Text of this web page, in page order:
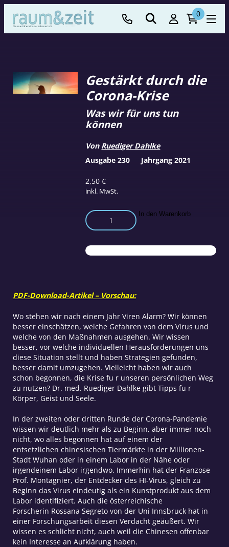
0
Gestärkt durch die
Corona-Krise
2,50€
inkl. MwSt.
Was wir für uns tun
können
Von Ruediger Dahlke
Gestärkt
durch
Corona-
Krise
In den Warenkorb
Ausgabe 230 Jahrgang 2021
PDF-Download-Artikel – Vorschau:
Wo stehen wir nach einem Jahr Viren Alarm? Wir können
besser einschätzen, welche Gefahren von dem Virus und
welche von den Maßnahmen ausgehen. Wir wissen
besser, vor welche individuellen Herausforderungen uns
diese Situation stellt und haben Strategien gefunden,
besser damit umzugehen. Vielleicht haben wir auch
schon begonnen, die Krise fu r unseren persönlichen Weg
zu nutzen? Dr. med. Ruediger Dahlke gibt Tipps fu r
Körper, Geist und Seele.
In der zweiten oder dritten Runde der Corona-Pandemie
wissen wir deutlich mehr als zu Beginn, aber immer noch
nicht, wo alles begonnen hat auf einem der
entsetzlichen chinesischen Tiermärkte in der Millionen-
Stadt Wuhan oder in einem Labor in der Nähe oder
irgendeinem Labor irgendwo. Immerhin hat der Franzose
Prof. Montagnier, der Entdecker des HI-Virus, gleich zu
Beginn das Virus eindeutig als ein Kunstprodukt aus dem
Labor identifiziert. Auch die österreichische
Forscherin Rossana Segreto von der Uni Innsbruck hat in
einer Forschungsarbeit diesen Verdacht geäußert. Wir
wissen es schlicht nicht, auch weil die Chinesen offenbar
kein Interesse an Aufklärung haben.